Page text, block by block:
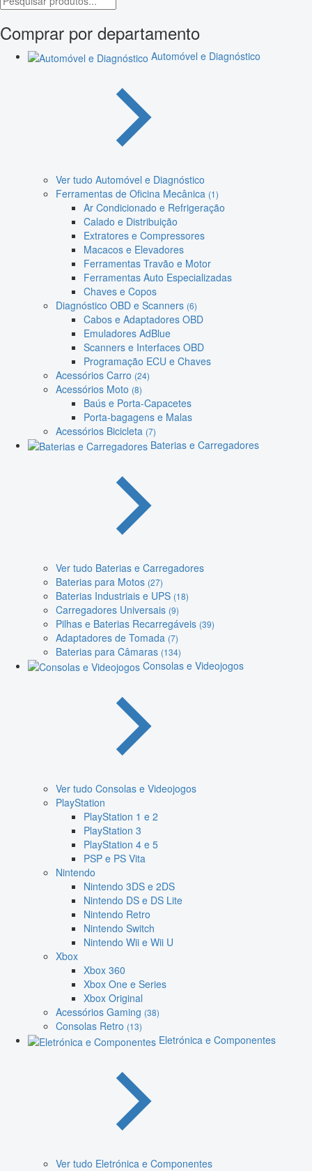
Comprar por departamento
Automóvel e Diagnóstico
Ver tudo Automóvel e Diagnóstico
Ferramentas de Oficina Mecânica (1)
Ar Condicionado e Refrigeração
Calado e Distribuição
Extratores e Compressores
Macacos e Elevadores
Ferramentas Travão e Motor
Ferramentas Auto Especializadas
Chaves e Copos
Diagnóstico OBD e Scanners (6)
Cabos e Adaptadores OBD
Emuladores AdBlue
Scanners e Interfaces OBD
Programação ECU e Chaves
Acessórios Carro (24)
Acessórios Moto (8)
Baús e Porta-Capacetes
Porta-bagagens e Malas
Acessórios Bicicleta (7)
Baterias e Carregadores
Ver tudo Baterias e Carregadores
Baterias para Motos (27)
Baterias Industriais e UPS (18)
Carregadores Universais (9)
Pilhas e Baterias Recarregáveis (39)
Adaptadores de Tomada (7)
Baterias para Câmaras (134)
Consolas e Videojogos
Ver tudo Consolas e Videojogos
PlayStation
PlayStation 1 e 2
PlayStation 3
PlayStation 4 e 5
PSP e PS Vita
Nintendo
Nintendo 3DS e 2DS
Nintendo DS e DS Lite
Nintendo Retro
Nintendo Switch
Nintendo Wii e Wii U
Xbox
Xbox 360
Xbox One e Series
Xbox Original
Acessórios Gaming (38)
Consolas Retro (13)
Eletrónica e Componentes
Ver tudo Eletrónica e Componentes